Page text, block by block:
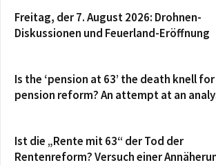
Freitag, der 7. August 2026: Drohnen-
Diskussionen und Feuerland-Eröffnung
Is the ‘pension at 63’ the death knell for
pension reform? An attempt at an
Ist die „Rente mit 63“ der Tod der
Rentenreform? Versuch einer